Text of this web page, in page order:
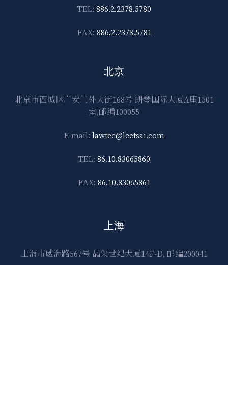
TEL: 886.2.2378.5780
FAX: 886.2.2378.5781
北京
北京市西城区广安门外大街168号 朗琴国际大厦A座1501
室,邮编100055
E-mail: lawtec@leetsai.com
TEL: 86.10.83065860
FAX: 86.10.83065861
上海
上海市威海路567号 晶采世纪大厦14F-D, 邮编200041